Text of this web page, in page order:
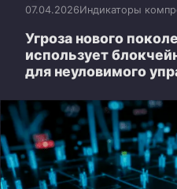
07.04.2026Индикаторы
Угроза нового
использует
для неуловимого